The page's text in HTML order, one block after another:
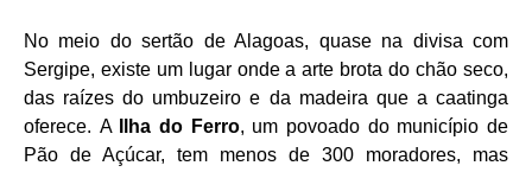
No meio do sertão de Alagoas, quase na divisa com
Sergipe, existe um lugar onde a arte brota do chão seco,
das raízes do umbuzeiro e da madeira que a caatinga
oferece. A Ilha do Ferro, um povoado do município de
Pão de Açúcar, tem menos de 300 moradores, mas